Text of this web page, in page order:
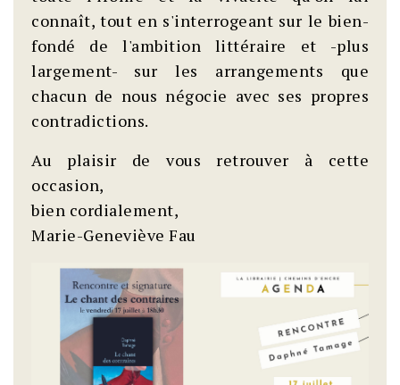
connaît, tout en s'interrogeant sur le bien-
fondé de l'ambition littéraire et -plus
largement- sur les arrangements que
chacun de nous négocie avec ses propres
contradictions.
Au plaisir de vous retrouver à cette
occasion,
bien cordialement,
Marie-Geneviève Fau